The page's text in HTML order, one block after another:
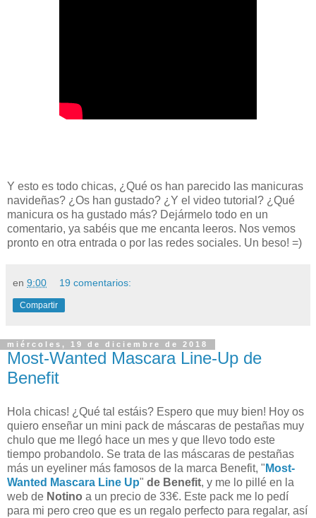
Y esto es todo chicas, ¿Qué os han parecido las manicuras
navideñas? ¿Os han gustado? ¿Y el video tutorial? ¿Qué
manicura os ha gustado más? Dejármelo todo en un
comentario, ya sabéis que me encanta leeros. Nos vemos
pronto en otra entrada o por las redes sociales. Un beso! =)
en 9:00 19 comentarios:
Compartir
miércoles, 19 de diciembre de 2018
Most-Wanted Mascara Line-Up de
Benefit
Hola chicas! ¿Qué tal estáis? Espero que muy bien! Hoy os
quiero enseñar un mini pack de máscaras de pestañas muy
chulo que me llegó hace un mes y que llevo todo este
tiempo probandolo. Se trata de las máscaras de pestañas
más un eyeliner más famosos de la marca Benefit, " Most-
Wanted Mascara Line Up" de Benefit, y me lo pillé en la
web de Notino a un precio de 33€. Este pack me lo pedí
para mi pero creo que es un regalo perfecto para regalar, así